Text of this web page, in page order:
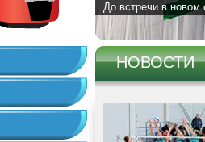
До встречи в новом
НОВОСТИ